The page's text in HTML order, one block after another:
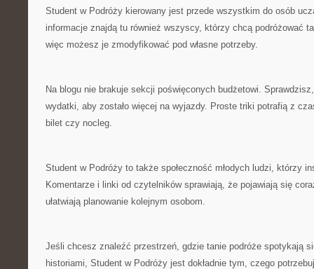
Student w Podróży kierowany jest przede wszystkim do osób
informacje znajdą tu również wszyscy, którzy chcą podróżować
więc możesz je zmodyfikować pod własne potrzeby.
Na blogu nie brakuje sekcji poświęconych budżetowi.
wydatki, aby zostało więcej na wyjazdy. Proste triki potrafią z
bilet czy nocleg.
Student w Podróży to także społeczność młodych ludzi, którzy
Komentarze i linki od czytelników sprawiają, że pojawiają się
ułatwiają planowanie kolejnym osobom.
Jeśli chcesz znaleźć przestrzeń, gdzie tanie podróże spotykają
historiami, Student w Podróży jest dokładnie tym, czego